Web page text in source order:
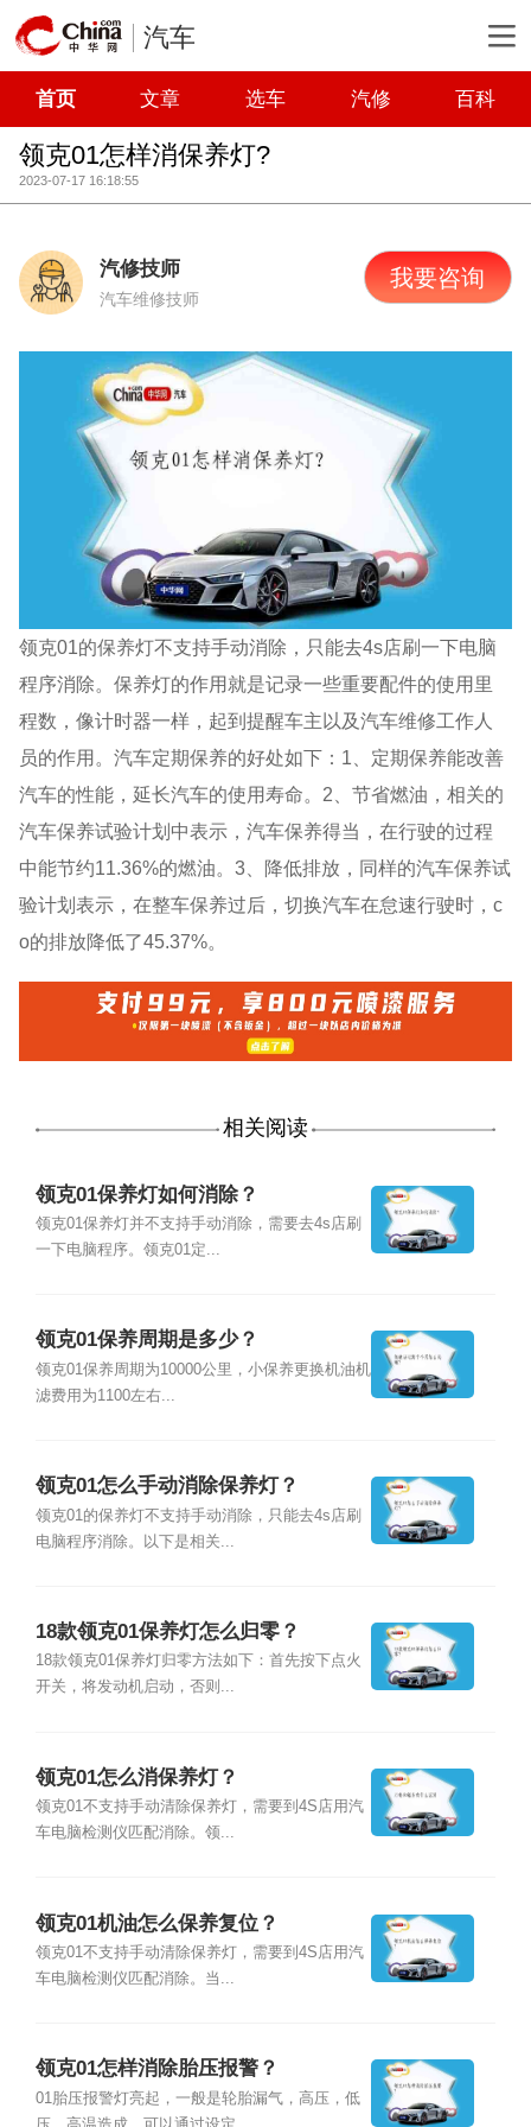
汽车
首页 文章 选车 汽修 百科
领克01怎样消保养灯?
2023-07-17 16:18:55
汽修技师
汽车维修技师
我要咨询
领克01的保养灯不支持手动消除，只能去4s店刷一下电脑
程序消除。保养灯的作用就是记录一些重要配件的使用里
程数，像计时器一样，起到提醒车主以及汽车维修工作人
员的作用。汽车定期保养的好处如下：1、定期保养能改善
汽车的性能，延长汽车的使用寿命。2、节省燃油，相关的
汽车保养试验计划中表示，汽车保养得当，在行驶的过程
中能节约11.36%的燃油。3、降低排放，同样的汽车保养试
验计划表示，在整车保养过后，切换汽车在怠速行驶时，c
o的排放降低了45.37%。
相关阅读
领克01保养灯如何消除？
领克01保养灯并不支持手动消除，需要去4s店刷
一下电脑程序。领克01定...
领克01保养周期是多少？
领克01保养周期为10000公里，小保养更换机油机
滤费用为1100左右...
领克01怎么手动消除保养灯？
领克01的保养灯不支持手动消除，只能去4s店刷
电脑程序消除。以下是相关...
18款领克01保养灯怎么归零？
18款领克01保养灯归零方法如下：首先按下点火
开关，将发动机启动，否则...
领克01怎么消保养灯？
领克01不支持手动清除保养灯，需要到4S店用汽
车电脑检测仪匹配消除。领...
领克01机油怎么保养复位？
领克01不支持手动清除保养灯，需要到4S店用汽
车电脑检测仪匹配消除。当...
领克01怎样消除胎压报警？
01胎压报警灯亮起，一般是轮胎漏气，高压，低